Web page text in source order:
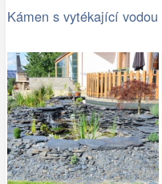
Kámen s vytékající vodou